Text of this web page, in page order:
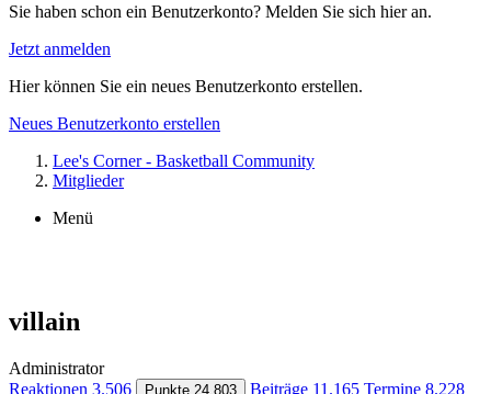
Sie haben schon ein Benutzerkonto? Melden Sie sich hier an.
Jetzt anmelden
Hier können Sie ein neues Benutzerkonto erstellen.
Neues Benutzerkonto erstellen
Lee's Corner - Basketball Community
Mitglieder
Menü
villain
Administrator
Reaktionen 3.506 Punkte 24.803 Beiträge 11.165 Termine 8.228